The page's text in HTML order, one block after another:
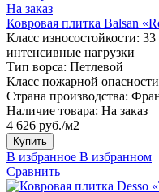
На заказ
Ковровая плитка Balsan
Класс износостойкости: 33
интенсивные нагрузки
Тип ворса: Петлевой
Класс пожарной
Страна производства:
Наличие товара: На заказ
4 626 руб./м2
Купить
В избранное В избранном
Сравнить